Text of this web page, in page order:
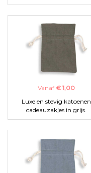
Vanaf € 1,00
Luxe en stevig katoenen
cadeauzakjes in grijs.